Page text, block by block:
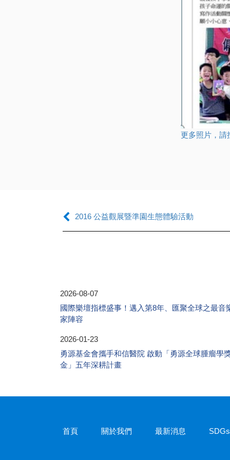
更多照片，請
2016 公益觀展暨準園生態體驗活動
2026-08-07
國際樂壇指標盛事！邁入第8年、匯聚全球之最音
家陣容
2026-01-23
勇源基金會攜手和信醫院 啟動「勇源全球腫瘤學
金」五年深耕計畫
首頁 關於我們 最新消息